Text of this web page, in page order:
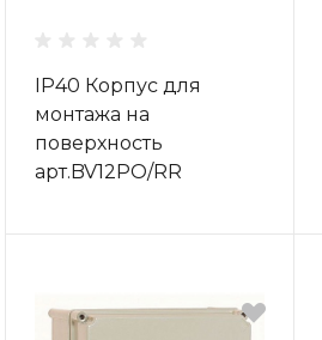
IP40 Корпус для
монтажа на
поверхность
арт.BV12PO/RR